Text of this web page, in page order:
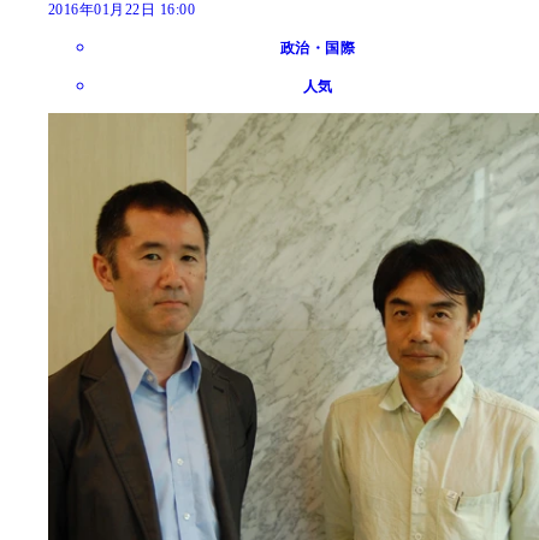
2016年01月22日 16:00
政治・国際
人気